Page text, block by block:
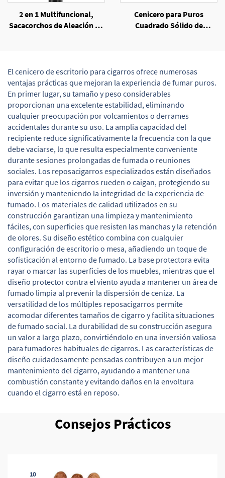
2 en 1 Multifuncional,
Sacacorchos de Aleación de
Cenicero para Puros
Cuadrado Sólido de
El cenicero de escritorio para cigarros ofrece numerosas
ventajas prácticas que mejoran la experiencia de fumar puros.
En primer lugar, su tamaño y peso considerables
proporcionan una excelente estabilidad, eliminando
cualquier preocupación por volcamientos o derrames
accidentales durante su uso. La amplia capacidad del
recipiente reduce significativamente la frecuencia con la que
debe vaciarse, lo que resulta especialmente conveniente
durante sesiones prolongadas de fumada o reuniones
sociales. Los reposacigarros especializados están diseñados
para evitar que los cigarros rueden o caigan, protegiendo su
inversión y manteniendo la integridad de la experiencia de
fumado. Los materiales de calidad utilizados en su
construcción garantizan una limpieza y mantenimiento
fáciles, con superficies que resisten las manchas y la retención
de olores. Su diseño estético combina con cualquier
configuración de escritorio o mesa, añadiendo un toque de
sofisticación al entorno de fumado. La base protectora evita
rayar o marcar las superficies de los muebles, mientras que el
diseño protector contra el viento ayuda a mantener un área de
fumado limpia al prevenir la dispersión de ceniza. La
versatilidad de los múltiples reposacigarros permite
acomodar diferentes tamaños de cigarro y facilita situaciones
de fumado social. La durabilidad de su construcción asegura
un valor a largo plazo, convirtiéndolo en una inversión valiosa
para fumadores habituales de cigarros. Las características de
diseño cuidadosamente pensadas contribuyen a un mejor
mantenimiento del cigarro, ayudando a mantener una
combustión constante y evitando daños en la envoltura
cuando el cigarro está en reposo.
Consejos Prácticos
10